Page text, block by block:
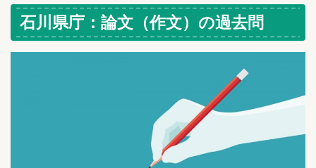
石川県庁：論文（作文）の過去問